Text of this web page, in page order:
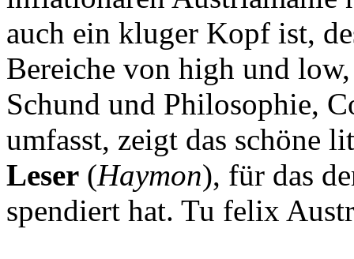
auch ein kluger Kopf ist,
Bereiche von high und
Schund und Philosophie,
umfasst, zeigt das schöne
Leser (Haymon), für das
spendiert hat. Tu felix